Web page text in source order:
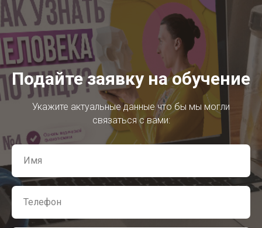
Подайте заявку на обучение
Укажите актуальные данные что бы мы могли
связаться с вами: